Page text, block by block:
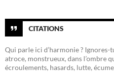
CITATIONS
Qui parle ici d’harmonie ? Ignores-
atroce, monstrueux, dans l’ombre
écroulements, hasards, lutte,